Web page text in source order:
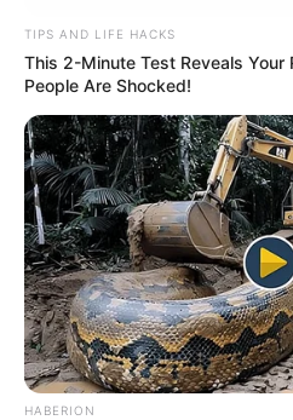
TIPS AND LIFE HACKS
This 2-Minute Test Reveals Your
People Are Shocked!
HABERION